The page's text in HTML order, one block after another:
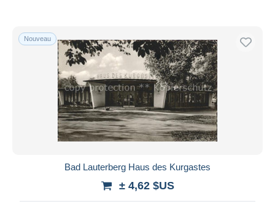
Nouveau
Bad Lauterberg Haus des Kurgastes
± 4,62 $US